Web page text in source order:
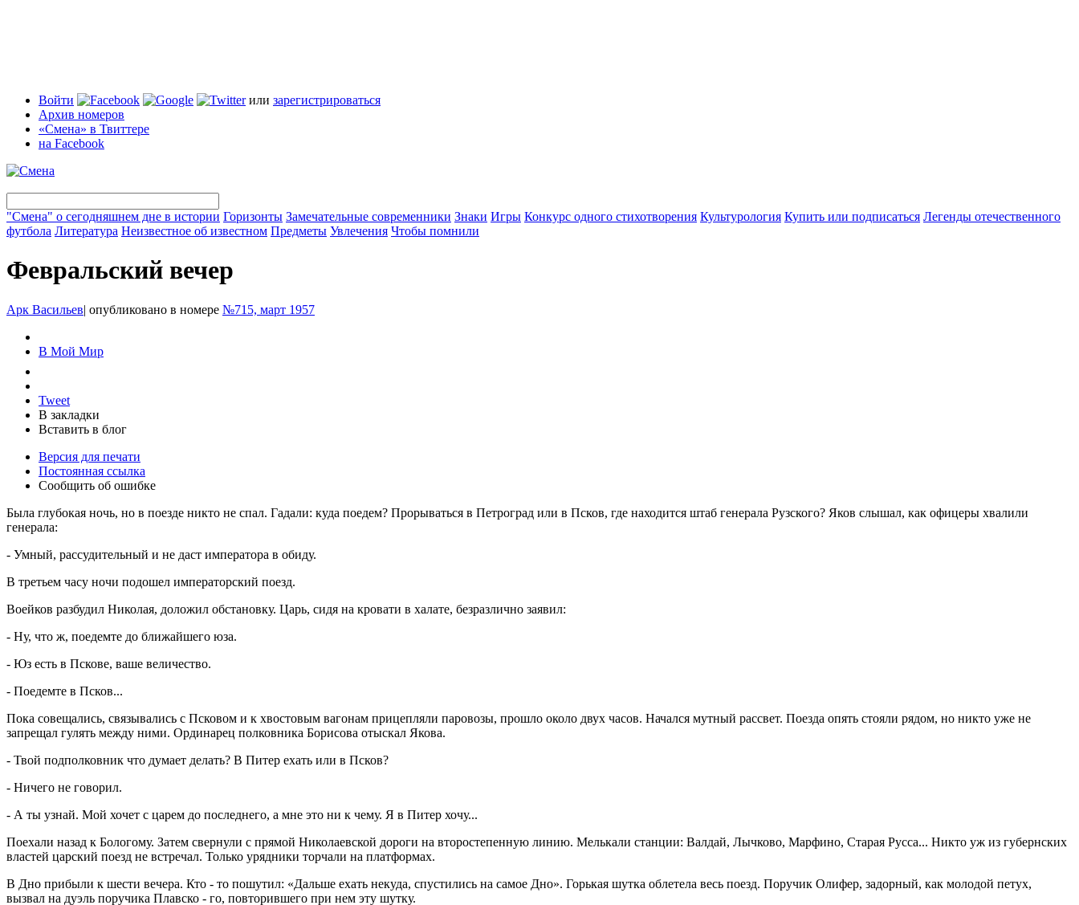
Войти или зарегистрироваться
Архив номеров
«Смена» в Твиттере
на Facebook
"Смена" о сегодняшнем дне в истории Горизонты Замечательные современники Знаки Игры Конкурс одного стихотворения Культурология Купить или подписаться Легенды отечественного
футбола Литература Неизвестное об известном Предметы Увлечения Чтобы помнили
Февральский вечер
Арк Васильев| опубликовано в номере №715, март 1957
В Мой Мир
Tweet
В закладки
Вставить в блог
Версия для печати
Постоянная ссылка
Сообщить об ошибке
Была глубокая ночь, но в поезде никто не спал. Гадали: куда поедем? Прорываться в Петроград или в Псков, где находится штаб генерала Рузского? Яков слышал, как офицеры хвалили
генерала:
- Умный, рассудительный и не даст императора в обиду.
В третьем часу ночи подошел императорский поезд.
Воейков разбудил Николая, доложил обстановку. Царь, сидя на кровати в халате, безразлично заявил:
- Ну, что ж, поедемте до ближайшего юза.
- Юз есть в Пскове, ваше величество.
- Поедемте в Псков...
Пока совещались, связывались с Псковом и к хвостовым вагонам прицепляли паровозы, прошло около двух часов. Начался мутный рассвет. Поезда опять стояли рядом, но никто уже не
запрещал гулять между ними. Ординарец полковника Борисова отыскал Якова.
- Твой подполковник что думает делать? В Питер ехать или в Псков?
- Ничего не говорил.
- А ты узнай. Мой хочет с царем до последнего, а мне это ни к чему. Я в Питер хочу...
Поехали назад к Бологому. Затем свернули с прямой Николаевской дороги на второстепенную линию. Мелькали станции: Валдай, Лычково, Марфино, Старая Русса... Никто уж из губернских
властей царский поезд не встречал. Только урядники торчали на платформах.
В Дно прибыли к шести вечера. Кто - то пошутил: «Дальше ехать некуда, спустились на самое Дно». Горькая шутка облетела весь поезд. Поручик Олифер, задорный, как молодой петух,
вызвал на дуэль поручика Плавско - го, повторившего при нем эту шутку.